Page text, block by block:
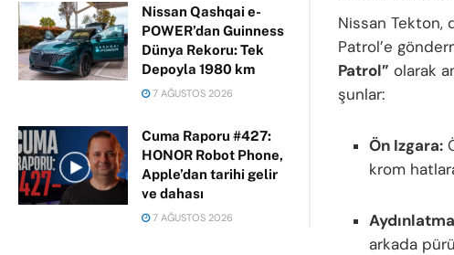
Nissan Qashqai e-
POWER’dan Guinness
Dünya Rekoru: Tek
Depoyla 1980 km
7 AĞUSTOS 2026
Cuma Raporu #427:
HONOR Robot Phone,
Apple’dan tarihi gelir
ve dahası
7 AĞUSTOS 2026
Nissan Tekton,
Patrol’e
Patrol” olarak
şunlar:
Ön Izgara:
krom
arkada